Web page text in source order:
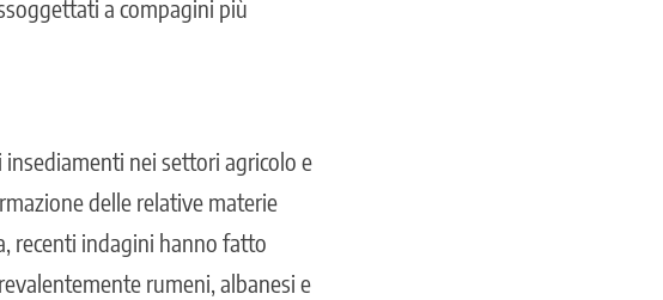
a compagini più
nei settori agricolo e
delle relative materie
recenti indagini hanno fatto
rumeni, albanesi e